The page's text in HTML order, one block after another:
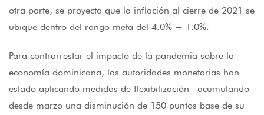
otra parte, se proyecta que la inflación al cierre de 2021 se
ubique dentro del rango meta del 4.0% + 1.0%.
Para contrarrestar el impacto de la pandemia sobre la
economía dominicana, las autoridades monetarias han
estado aplicando medidas de flexibilización acumulando
desde marzo una disminución de 150 puntos base de su